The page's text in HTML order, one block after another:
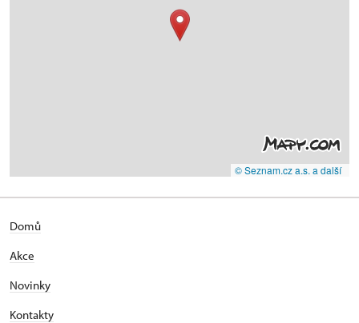
© Seznam.cz a.s. a další
Domů
Akce
Novinky
Kontakty